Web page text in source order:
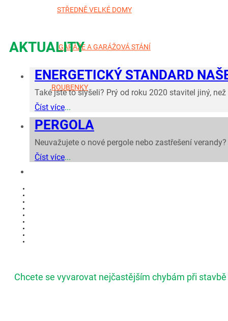
STŘEDNĚ VELKÉ DOMY
GARÁŽE A GARÁŽOVÁ STÁNÍ
ROUBENKY
AKTUALITY
ENERGETICKÝ STANDARD
Také jste to slyšeli? Prý od roku 2020 stavitel jiný,
Číst více...
PERGOLA
Neuvažujete o nové pergole nebo zastřešení
Číst více...
Chcete se vyvarovat nejčastějším chybám při